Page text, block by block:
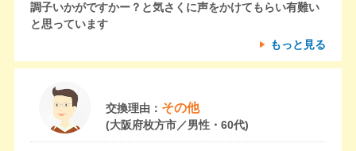
調子いかがですかー？と気さくに声をかけてもらい有難い
と思っています
もっと見る
交換理由： その他
(大阪府枚方市／男性・60代)